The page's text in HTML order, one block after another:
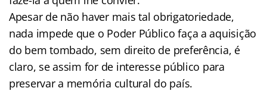
Apesar de não haver mais tal obrigatoriedade,
nada impede que o Poder Público faça a aquisição
do bem tombado, sem direito de preferência, é
claro, se assim for de interesse público para
preservar a memória cultural do país.